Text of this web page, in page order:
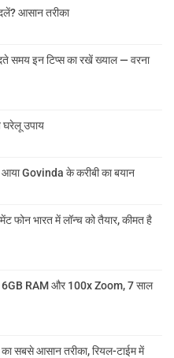
आसान तरीका
इन टिप्स का रखें ख्याल — वरना
उपाय
Govinda के करीबी का बयान
फोन भारत में लॉन्च को तैयार, कीमत है
RAM और 100x Zoom, 7 साल
सबसे आसान तरीका, रियल-टाईम में